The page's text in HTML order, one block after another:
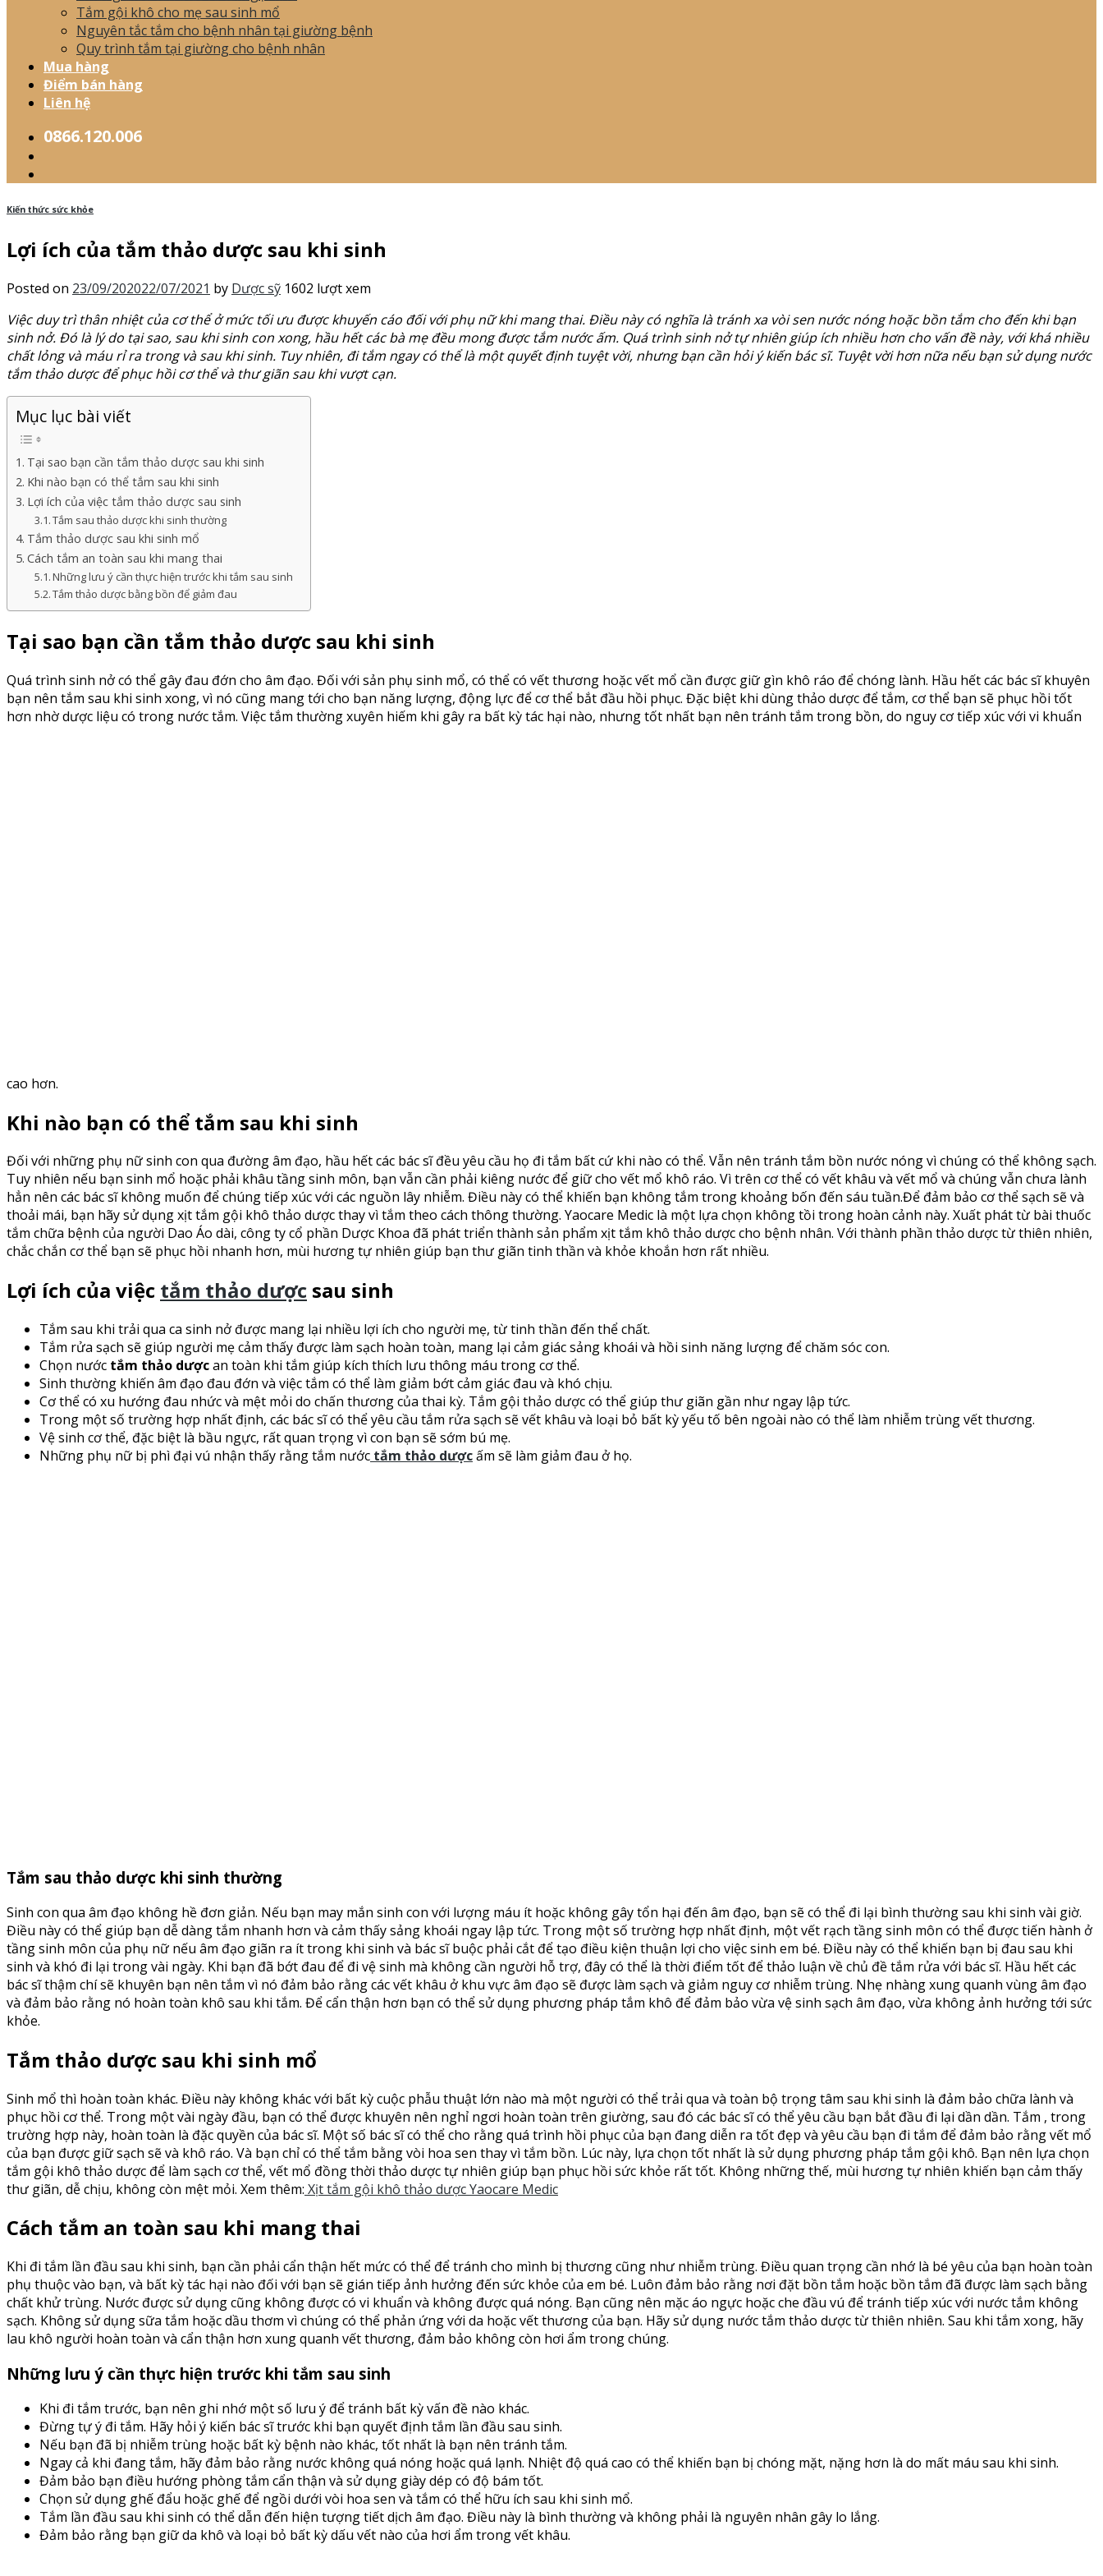
Tắm gội khô cho mẹ sau sinh mổ
Nguyên tắc tắm cho bệnh nhân tại giường bệnh
Quy trình tắm tại giường cho bệnh nhân
Mua hàng
Điểm bán hàng
Liên hệ
0866.120.006
Kiến thức sức khỏe
Lợi ích của tắm thảo dược sau khi sinh
Posted on 23/09/202022/07/2021 by Dược sỹ 1602 lượt xem
Việc duy trì thân nhiệt của cơ thể ở mức tối ưu được khuyến cáo đối với phụ nữ khi mang thai. Điều này có nghĩa là tránh xa vòi sen nước nóng hoặc bồn tắm cho đến khi bạn
sinh nở. Đó là lý do tại sao, sau khi sinh con xong, hầu hết các bà mẹ đều mong được tắm nước ấm. Quá trình sinh nở tự nhiên giúp ích nhiều hơn cho vấn đề này, với khá nhiều
chất lỏng và máu rỉ ra trong và sau khi sinh. Tuy nhiên, đi tắm ngay có thể là một quyết định tuyệt vời, nhưng bạn cần hỏi ý kiến bác sĩ. Tuyệt vời hơn nữa nếu bạn sử dụng nước
tắm thảo dược để phục hồi cơ thể và thư giãn sau khi vượt cạn.
Mục lục bài viết
Tại sao bạn cần tắm thảo dược sau khi sinh
Khi nào bạn có thể tắm sau khi sinh
Lợi ích của việc tắm thảo dược sau sinh
Tắm sau thảo dược khi sinh thường
Tắm thảo dược sau khi sinh mổ
Cách tắm an toàn sau khi mang thai
Những lưu ý cần thực hiện trước khi tắm sau sinh
Tắm thảo dược bằng bồn để giảm đau
Tại sao bạn cần tắm thảo dược sau khi sinh
Quá trình sinh nở có thể gây đau đớn cho âm đạo. Đối với sản phụ sinh mổ, có thể có vết thương hoặc vết mổ cần được giữ gìn khô ráo để chóng lành. Hầu hết các bác sĩ khuyên
bạn nên tắm sau khi sinh xong, vì nó cũng mang tới cho bạn năng lượng, động lực để cơ thể bắt đầu hồi phục. Đặc biệt khi dùng thảo dược để tắm, cơ thể bạn sẽ phục hồi tốt
hơn nhờ dược liệu có trong nước tắm. Việc tắm thường xuyên hiếm khi gây ra bất kỳ tác hại nào, nhưng tốt nhất bạn nên tránh tắm trong bồn, do nguy cơ tiếp xúc với vi khuẩn
cao hơn.
Khi nào bạn có thể tắm sau khi sinh
Đối với những phụ nữ sinh con qua đường âm đạo, hầu hết các bác sĩ đều yêu cầu họ đi tắm bất cứ khi nào có thể. Vẫn nên tránh tắm bồn nước nóng vì chúng có thể không sạch.
Tuy nhiên nếu bạn sinh mổ hoặc phải khâu tầng sinh môn, bạn vẫn cần phải kiêng nước để giữ cho vết mổ khô ráo. Vì trên cơ thể có vết khâu và vết mổ và chúng vẫn chưa lành
hẳn nên các bác sĩ không muốn để chúng tiếp xúc với các nguồn lây nhiễm. Điều này có thể khiến bạn không tắm trong khoảng bốn đến sáu tuần.Để đảm bảo cơ thể sạch sẽ và
thoải mái, bạn hãy sử dụng xịt tắm gội khô thảo dược thay vì tắm theo cách thông thường. Yaocare Medic là một lựa chọn không tồi trong hoàn cảnh này. Xuất phát từ bài thuốc
tắm chữa bệnh của người Dao Áo dài, công ty cổ phần Dược Khoa đã phát triển thành sản phẩm xịt tắm khô thảo dược cho bệnh nhân. Với thành phần thảo dược từ thiên nhiên,
chắc chắn cơ thể bạn sẽ phục hồi nhanh hơn, mùi hương tự nhiên giúp bạn thư giãn tinh thần và khỏe khoắn hơn rất nhiều.
Lợi ích của việc tắm thảo dược sau sinh
Tắm sau khi trải qua ca sinh nở được mang lại nhiều lợi ích cho người mẹ, từ tinh thần đến thể chất.
Tắm rửa sạch sẽ giúp người mẹ cảm thấy được làm sạch hoàn toàn, mang lại cảm giác sảng khoái và hồi sinh năng lượng để chăm sóc con.
Chọn nước tắm thảo dượcan toàn khi tắm giúp kích thích lưu thông máu trong cơ thể.
Sinh thường khiến âm đạo đau đớn và việc tắm có thể làm giảm bớt cảm giác đau và khó chịu.
Cơ thể có xu hướng đau nhức và mệt mỏi do chấn thương của thai kỳ. Tắm gội thảo dược có thể giúp thư giãn gần như ngay lập tức.
Trong một số trường hợp nhất định, các bác sĩ có thể yêu cầu tắm rửa sạch sẽ vết khâu và loại bỏ bất kỳ yếu tố bên ngoài nào có thể làm nhiễm trùng vết thương.
Vệ sinh cơ thể, đặc biệt là bầu ngực, rất quan trọng vì con bạn sẽ sớm bú mẹ.
Những phụ nữ bị phì đại vú nhận thấy rằng tắm nước tắm thảo dượcấm sẽ làm giảm đau ở họ.
Tắm sau thảo dược khi sinh thường
Sinh con qua âm đạo không hề đơn giản. Nếu bạn may mắn sinh con với lượng máu ít hoặc không gây tổn hại đến âm đạo, bạn sẽ có thể đi lại bình thường sau khi sinh vài giờ.
Điều này có thể giúp bạn dễ dàng tắm nhanh hơn và cảm thấy sảng khoái ngay lập tức. Trong một số trường hợp nhất định, một vết rạch tầng sinh môn có thể được tiến hành ở
tầng sinh môn của phụ nữ nếu âm đạo giãn ra ít trong khi sinh và bác sĩ buộc phải cắt để tạo điều kiện thuận lợi cho việc sinh em bé. Điều này có thể khiến bạn bị đau sau khi
sinh và khó đi lại trong vài ngày. Khi bạn đã bớt đau để đi vệ sinh mà không cần người hỗ trợ, đây có thể là thời điểm tốt để thảo luận về chủ đề tắm rửa với bác sĩ. Hầu hết các
bác sĩ thậm chí sẽ khuyên bạn nên tắm vì nó đảm bảo rằng các vết khâu ở khu vực âm đạo sẽ được làm sạch và giảm nguy cơ nhiễm trùng. Nhẹ nhàng xung quanh vùng âm đạo
và đảm bảo rằng nó hoàn toàn khô sau khi tắm. Để cẩn thận hơn bạn có thể sử dụng phương pháp tắm khô để đảm bảo vừa vệ sinh sạch âm đạo, vừa không ảnh hưởng tới sức
khỏe.
Tắm thảo dược sau khi sinh mổ
Sinh mổ thì hoàn toàn khác. Điều này không khác với bất kỳ cuộc phẫu thuật lớn nào mà một người có thể trải qua và toàn bộ trọng tâm sau khi sinh là đảm bảo chữa lành và
phục hồi cơ thể. Trong một vài ngày đầu, bạn có thể được khuyên nên nghỉ ngơi hoàn toàn trên giường, sau đó các bác sĩ có thể yêu cầu bạn bắt đầu đi lại dần dần. Tắm , trong
trường hợp này, hoàn toàn là đặc quyền của bác sĩ. Một số bác sĩ có thể cho rằng quá trình hồi phục của bạn đang diễn ra tốt đẹp và yêu cầu bạn đi tắm để đảm bảo rằng vết mổ
của bạn được giữ sạch sẽ và khô ráo. Và bạn chỉ có thể tắm bằng vòi hoa sen thay vì tắm bồn. Lúc này, lựa chọn tốt nhất là sử dụng phương pháp tắm gội khô. Bạn nên lựa chọn
tắm gội khô thảo dược để làm sạch cơ thể, vết mổ đồng thời thảo dược tự nhiên giúp bạn phục hồi sức khỏe rất tốt. Không những thế, mùi hương tự nhiên khiến bạn cảm thấy
thư giãn, dễ chịu, không còn mệt mỏi. Xem thêm: Xịt tắm gội khô thảo dược Yaocare Medic
Cách tắm an toàn sau khi mang thai
Khi đi tắm lần đầu sau khi sinh, bạn cần phải cẩn thận hết mức có thể để tránh cho mình bị thương cũng như nhiễm trùng. Điều quan trọng cần nhớ là bé yêu của bạn hoàn toàn
phụ thuộc vào bạn, và bất kỳ tác hại nào đối với bạn sẽ gián tiếp ảnh hưởng đến sức khỏe của em bé. Luôn đảm bảo rằng nơi đặt bồn tắm hoặc bồn tắm đã được làm sạch bằng
chất khử trùng. Nước được sử dụng cũng không được có vi khuẩn và không được quá nóng. Bạn cũng nên mặc áo ngực hoặc che đầu vú để tránh tiếp xúc với nước tắm không
sạch. Không sử dụng sữa tắm hoặc dầu thơm vì chúng có thể phản ứng với da hoặc vết thương của bạn. Hãy sử dụng nước tắm thảo dược từ thiên nhiên. Sau khi tắm xong, hãy
lau khô người hoàn toàn và cẩn thận hơn xung quanh vết thương, đảm bảo không còn hơi ẩm trong chúng.
Những lưu ý cần thực hiện trước khi tắm sau sinh
Khi đi tắm trước, bạn nên ghi nhớ một số lưu ý để tránh bất kỳ vấn đề nào khác.
Đừng tự ý đi tắm. Hãy hỏi ý kiến bác sĩ trước khi bạn quyết định tắm lần đầu sau sinh.
Nếu bạn đã bị nhiễm trùng hoặc bất kỳ bệnh nào khác, tốt nhất là bạn nên tránh tắm.
Ngay cả khi đang tắm, hãy đảm bảo rằng nước không quá nóng hoặc quá lạnh. Nhiệt độ quá cao có thể khiến bạn bị chóng mặt, nặng hơn là do mất máu sau khi sinh.
Đảm bảo bạn điều hướng phòng tắm cẩn thận và sử dụng giày dép có độ bám tốt.
Chọn sử dụng ghế đẩu hoặc ghế để ngồi dưới vòi hoa sen và tắm có thể hữu ích sau khi sinh mổ.
Tắm lần đầu sau khi sinh có thể dẫn đến hiện tượng tiết dịch âm đạo. Điều này là bình thường và không phải là nguyên nhân gây lo lắng.
Đảm bảo rằng bạn giữ da khô và loại bỏ bất kỳ dấu vết nào của hơi ẩm trong vết khâu.